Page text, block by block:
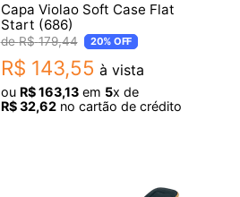
Capa Violao Soft Case Flat
Start (686)
R$ 179,44 20% OFF
R$ 143,55 à vista
ou R$ 163,13em 5x de
R$ 32,62no cartão de crédito